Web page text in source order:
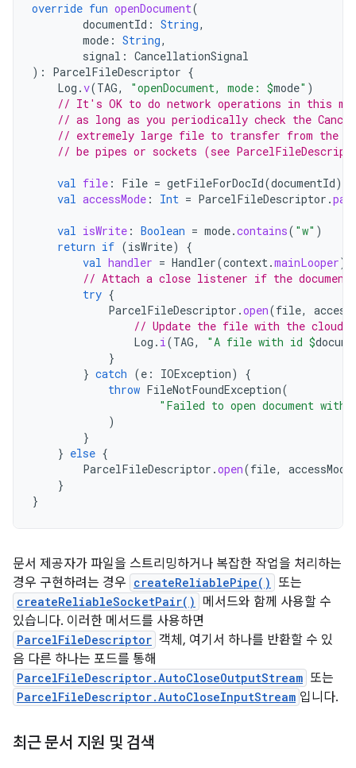
override fun openDocument(
documentId : String,
mode : String,
signal : CancellationSignal
):
ParcelFileDescriptor {
Log .v(TAG, "openDocument, mode: $mode" )
// It's OK to do network operations in this
// as long as you periodically check the
// extremely large file to transfer from the
// be pipes or sockets (see
val file : File = getFileForDocId(documentId)
val accessMode : Int = ParcelFileDescriptor .
val isWrite : Boolean = mode.contains( "w" )
return if (isWrite)
{
val handler = Handler(context.mainLooper)
// Attach a close listener if the document
try {
ParcelFileDescriptor .open(file,
// Update the file with the cloud
Log . i(TAG, "A file with id $
}
} catch (e : IOException)
{
throw FileNotFoundException(
"Failed to open document
)
}
} else {
ParcelFileDescriptor .open(file, accessMode
}
}
문서 제공자가 파일을 스트리밍하거나 복잡한 작업을 처리하는
경우 구현하려는 경우 createReliablePipe() 또는
createReliableSocketPair()
메서드와 함께 사용할 수
있습니다. 이러한 메서드를 사용하면
ParcelFileDescriptor 객체, 여기서 하나를 반환할 수 있
음 다른 하나는 포드를 통해
ParcelFileDescriptor.AutoCloseOutputStream 또는
ParcelFileDescriptor.AutoCloseInputStream 입니다.
최근 문서 지원 및 검색